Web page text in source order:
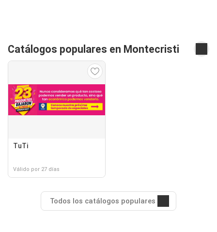
Catálogos populares en Montecristi
TuTi
Válido por 27 días
Todos los catálogos populares